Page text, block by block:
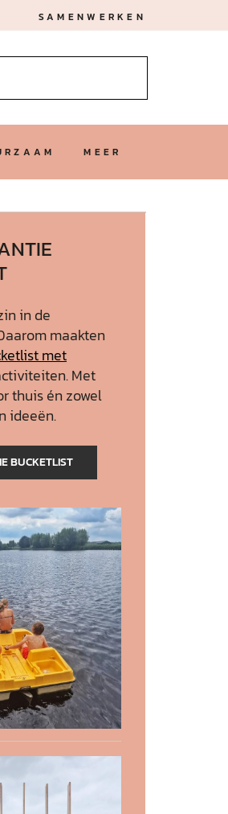
SAMENWERKEN
MEER
in de
maakten
met
Met
thuis én zowel
ideeën.
BUCKETLIST